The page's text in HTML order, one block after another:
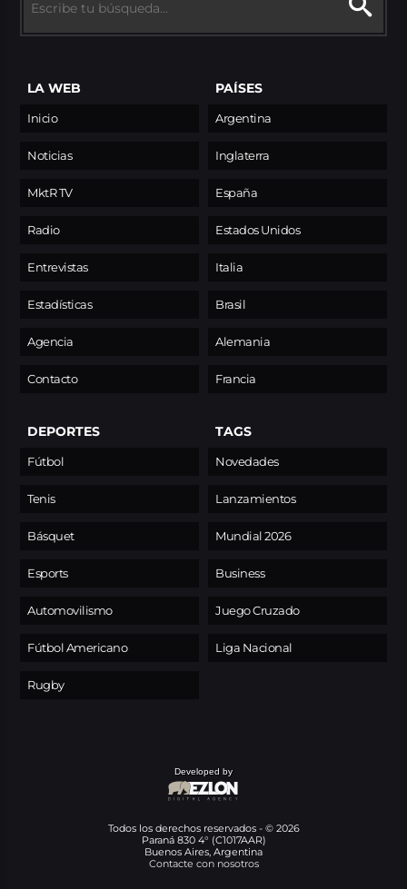
LA WEB
Inicio
Noticias
MktR TV
Radio
Entrevistas
Estadísticas
Agencia
Contacto
PAÍSES
Argentina
Inglaterra
España
Estados Unidos
Italia
Brasil
Alemania
Francia
DEPORTES
Fútbol
Tenis
Básquet
Esports
Automovilismo
Fútbol Americano
Rugby
TAGS
Novedades
Lanzamientos
Mundial 2026
Business
Juego Cruzado
Liga Nacional
Developed by
Todos los derechos reservados - © 2026
Paraná 830 4° (C1017AAR)
Buenos Aires, Argentina
Contacte con nosotros